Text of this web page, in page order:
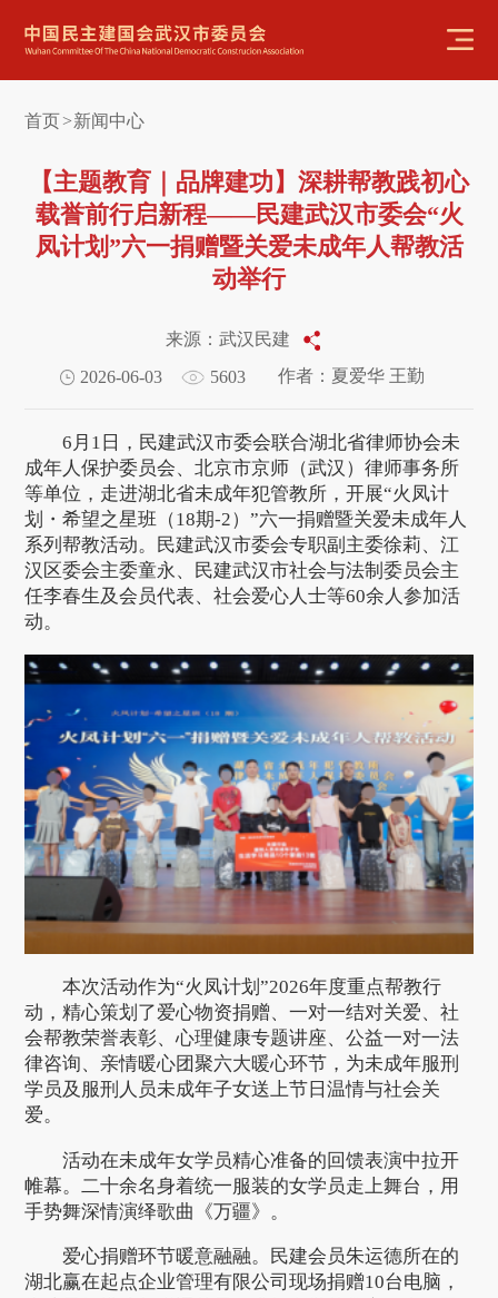
首页>新闻中心
【主题教育｜品牌建功】深耕帮教践初心
载誉前行启新程——民建武汉市委会“火
凤计划”六一捐赠暨关爱未成年人帮教活
动举行
来源：武汉民建
2026-06-03
5603 作者：夏爱华 王勤
6月1日，民建武汉市委会联合湖北省律师协会未
成年人保护委员会、北京市京师（武汉）律师事务所
等单位，走进湖北省未成年犯管教所，开展“火凤计
划・希望之星班（18期-2）”六一捐赠暨关爱未成年人
系列帮教活动。民建武汉市委会专职副主委徐莉、江
汉区委会主委童永、民建武汉市社会与法制委员会主
任李春生及会员代表、社会爱心人士等60余人参加活
动。
本次活动作为“火凤计划”2026年度重点帮教行
动，精心策划了爱心物资捐赠、一对一结对关爱、社
会帮教荣誉表彰、心理健康专题讲座、公益一对一法
律咨询、亲情暖心团聚六大暖心环节，为未成年服刑
学员及服刑人员未成年子女送上节日温情与社会关
爱。
活动在未成年女学员精心准备的回馈表演中拉开
帷幕。二十余名身着统一服装的女学员走上舞台，用
手势舞深情演绎歌曲《万疆》。
爱心捐赠环节暖意融融。民建会员朱运德所在的
湖北赢在起点企业管理有限公司现场捐赠10台电脑，